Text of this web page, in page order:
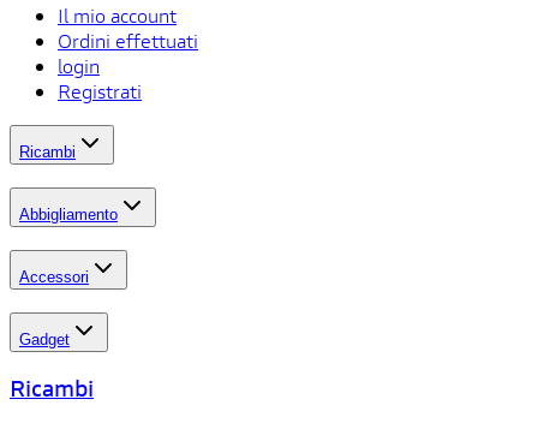
Il mio account
Ordini effettuati
login
Registrati
Ricambi
Abbigliamento
Accessori
Gadget
Ricambi